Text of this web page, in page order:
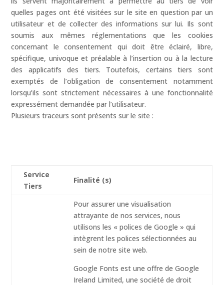
quelles pages ont été visitées sur le site en question par un
utilisateur et de collecter des informations sur lui. Ils sont
soumis aux mêmes réglementations que les cookies
concernant le consentement qui doit être éclairé, libre,
spécifique, univoque et préalable à l’insertion ou à la lecture
des applicatifs des tiers. Toutefois, certains tiers sont
exemptés de l’obligation de consentement notamment
lorsqu’ils sont strictement nécessaires à une fonctionnalité
expressément demandée par l’utilisateur.
Plusieurs traceurs sont présents sur le site :
Service
Tiers
Finalité (s)
Pour assurer une visualisation
attrayante de nos services, nous
utilisons les « polices de Google » qui
intègrent les polices sélectionnées au
sein de notre site web.
Google Fonts est une offre de Google
Ireland Limited, une société de droit